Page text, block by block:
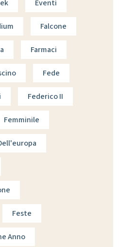
Eventi
Falcone
Farmaci
Fede
Federico II
Femminile
Feste
Anno